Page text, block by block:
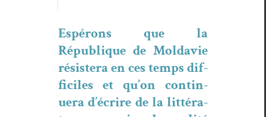
Espérons que la
République de Mol­davie
résis­tera en ces temps dif­
fi­ciles et qu’on con­tin­
uera d’écrire de la lit­téra­